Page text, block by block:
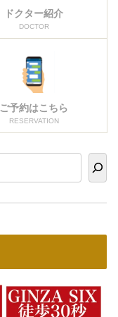
ドクター紹介
DOCTOR
ご予約はこちら
RESERVATION